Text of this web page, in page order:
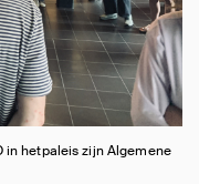
in hetpaleis zijn Algemene